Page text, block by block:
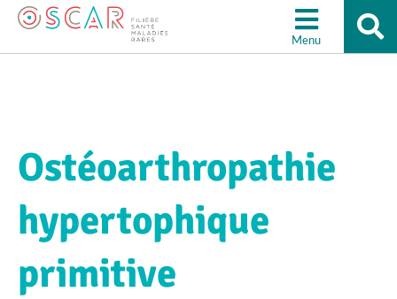
Aller à la recherche Menu
Ostéoarthropathie
hypertophique
primitive